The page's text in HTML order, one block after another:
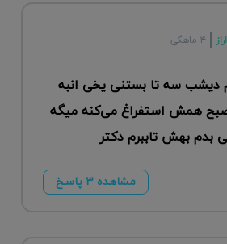
۴ ماهگی
دیشب سه تا بستنی یخی انبه
از ساعت ۵صبح همش استفراغ می‌کنه میگه
بدم بهش تاببرم دکتر
مشاهده ۳ پاسخ